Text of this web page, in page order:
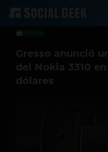
Sergio Ramos
3 de marzo de
Gresso anunció
del Nokia 3310
dólares